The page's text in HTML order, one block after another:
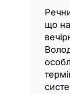
що